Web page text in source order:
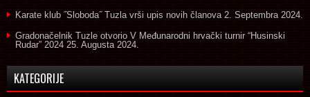
Karate klub ˝Sloboda˝ Tuzla vrši upis novih članova 2. Septembra 2024.
Gradonačelnik Tuzle otvorio V Međunarodni hrvački turnir “Husinski
Rudar” 2024 25. Augusta 2024.
KATEGORIJE